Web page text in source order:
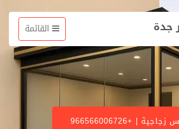
جدة القائمة
| +966566006726